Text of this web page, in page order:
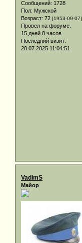
Сообщений: 1728
Пол: Мужской
Возраст: 72 [1953-09-07]
Провел на форуме:
15 дней 8 часов
Последний визит:
20.07.2025 11:04:51
VadimS
Майор